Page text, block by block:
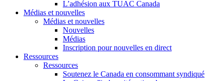
L’adhésion aux TUAC Canada
Médias et nouvelles
Médias et nouvelles
Nouvelles
Médias
Inscription pour nouvelles en direct
Ressources
Ressources
Soutenez le Canada en consommant syndiqué